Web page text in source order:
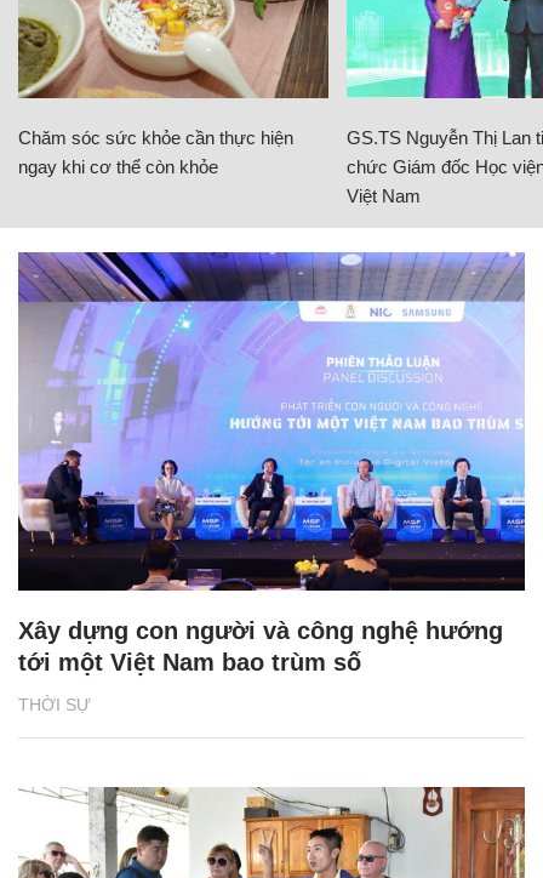
Chăm sóc sức khỏe cần thực hiện
ngay khi cơ thể còn khỏe
GS.TS Nguyễn Thị Lan
chức Giám đốc Học
Việt Nam
THỜI SỰ
Xây dựng con người và công nghệ hướng
tới một Việt Nam bao trùm số